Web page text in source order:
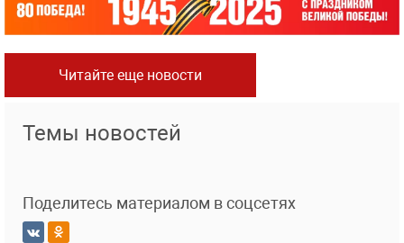
Читайте еще новости
Темы новостей
Поделитесь материалом в соцсетях